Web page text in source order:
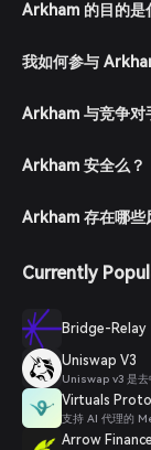
Arkham 的目的是
我如何参与
Arkham 与竞争对
Arkham 安全么？
Arkham 存在哪些
Currently
Bridge-Relay
Uniswap V3
Uniswap v3 是去
Virtuals
支持 AI 代理的
Arrow Finance